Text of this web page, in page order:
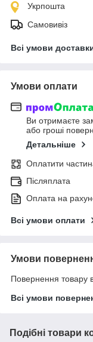
Укрпошта
Самовивіз
Всі умови
Умови оплати
Ви отримаєте
або гроші
Детальніше
Оплатити
Післяплата
Оплата на
Всі умови оплати
Умови
Повернення товару
Всі умови
Подібні товари